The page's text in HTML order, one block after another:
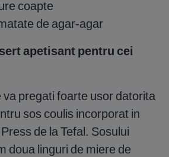
coapte
de agar-agar
apetisant pentru cei
va pregati foarte usor datorita
sos coulis incorporat in
de la Tefal. Sosului
doua linguri de miere de